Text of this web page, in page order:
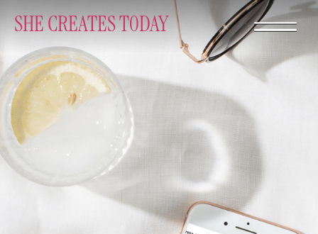
SHE CREATES T0DAY